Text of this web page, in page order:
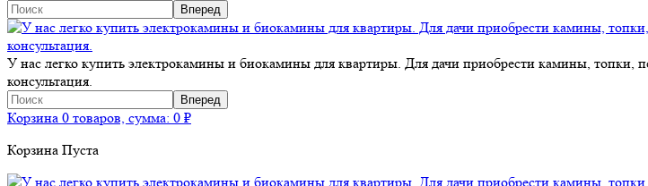
У нас легко купить электрокамины и биокамины для квартиры. Для дачи приобрести камины,
консультация.
Корзина 0 товаров, сумма: 0 ₽
Корзина Пуста